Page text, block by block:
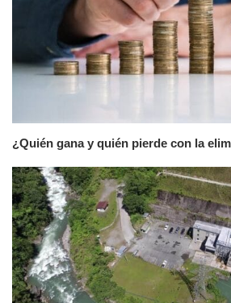
¿Quién gana y quién pierde con la